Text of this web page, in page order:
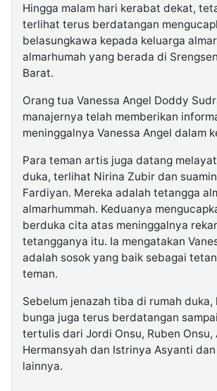
Hingga malam hari kerabat dekat,
terlihat terus berdatangan
belasungkawa kepada keluarga
almarhumah yang berada di
Barat.
Orang tua Vanessa Angel Doddy
manajernya telah memberikan
meninggalnya Vanessa Angel dalam
Para teman artis juga datang
duka, terlihat Nirina Zubir dan
Fardiyan. Mereka adalah tetangga
almarhummah. Keduanya
berduka cita atas meninggalnya
tetangganya itu. Ia mengatakan
adalah sosok yang baik sebagai
teman.
Sebelum jenazah tiba di rumah duka,
bunga juga terus berdatangan
tertulis dari Jordi Onsu, Ruben Onsu,
Hermansyah dan Istrinya Asyanti
lainnya.